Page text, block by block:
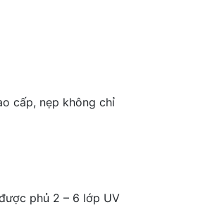
cấp, nẹp không chỉ
phủ 2 – 6 lớp UV